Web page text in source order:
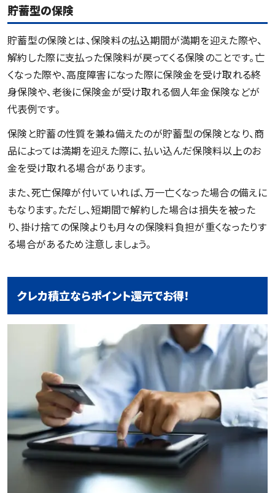
貯蓄型の保険
貯蓄型の保険とは、保険料の払込期間が満期を迎えた際や、
解約した際に支払った保険料が戻ってくる保険のことです。亡
くなった際や、高度障害になった際に保険金を受け取れる終
身保険や、老後に保険金が受け取れる個人年金保険などが
代表例です。
保険と貯蓄の性質を兼ね備えたのが貯蓄型の保険となり、商
品によっては満期を迎えた際に、払い込んだ保険料以上のお
金を受け取れる場合があります。
また、死亡保障が付いていれば、万一亡くなった場合の備えに
もなります。ただし、短期間で解約した場合は損失を被った
り、掛け捨ての保険よりも月々の保険料負担が重くなったりす
る場合があるため注意しましょう。
クレカ積立ならポイント還元でお得！